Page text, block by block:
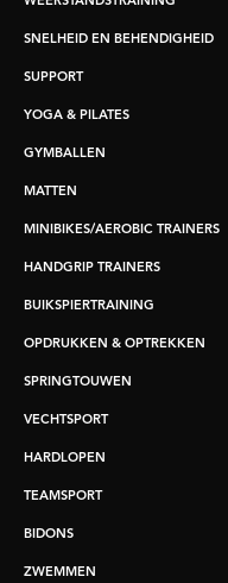
SNELHEID EN BEHENDIGHEID
SUPPORT
YOGA & PILATES
GYMBALLEN
MATTEN
MINIBIKES/AEROBIC TRAINERS
HANDGRIP TRAINERS
BUIKSPIERTRAINING
OPDRUKKEN & OPTREKKEN
SPRINGTOUWEN
VECHTSPORT
HARDLOPEN
TEAMSPORT
BIDONS
ZWEMMEN